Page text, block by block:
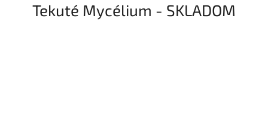
Tekuté Mycélium - SKLADOM